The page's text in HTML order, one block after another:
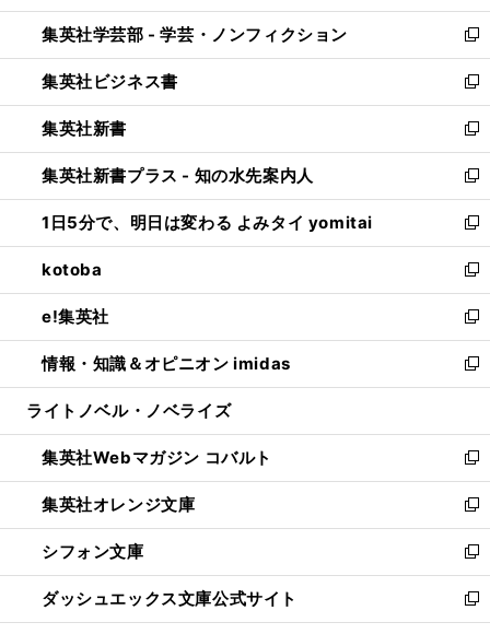
開
く
ウ
で
開
く
ン
ド
ウ
で
開
く
ウ
ィ
ン
ド
ウ
で
開
く
集英社学芸部 - 学芸・ノンフィクション
新
し
い
ウ
ィ
ン
ド
ウ
で
開
く
集英社ビジネス書
新
し
い
ウ
ィ
ン
ド
ウ
で
開
く
集英社新書
新
し
い
ウ
ィ
ン
ド
ウ
で
開
く
集英社新書プラス - 知の水先案内人
新
し
い
ウ
ィ
ン
ド
ウ
で
開
1日5分で、明日は変わる よみタイ yomitai
新
し
い
ウ
ィ
ン
ド
ウ
開
く
kotoba
新
し
い
ウ
ィ
ン
ウ
で
開
く
e!集英社
新
し
い
ウ
ン
ド
ウ
で
開
く
情報・知識＆オピニオン imidas
新
し
ウ
ィ
ン
ド
ウ
で
開
く
ライトノベル・ノベライズ
集英社Webマガジン コバルト
新
し
い
ウ
ィ
ン
ド
ウ
集英社オレンジ文庫
新
し
い
ウ
ィ
ン
シフォン文庫
新
し
い
ウ
ダッシュエックス文庫公式サイト
新
し